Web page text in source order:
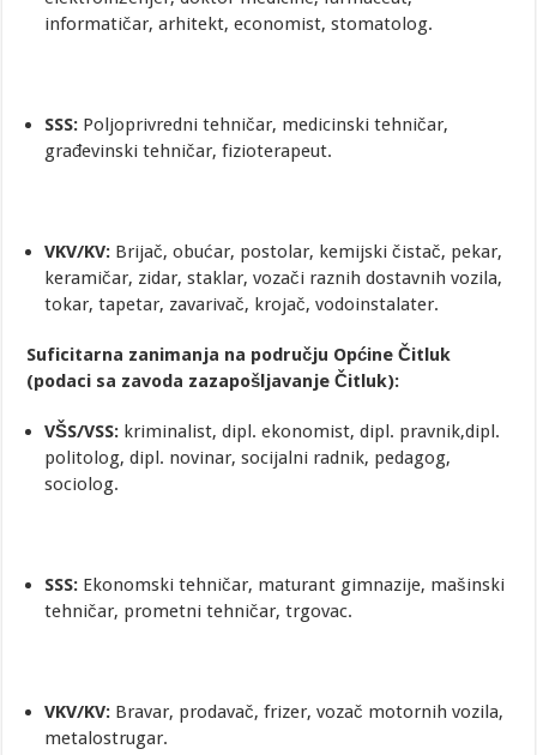
informatičar, arhitekt, economist, stomatolog.
SSS: Poljoprivredni tehničar, medicinski tehničar,
građevinski tehničar, fizioterapeut.
VKV/KV: Brijač, obućar, postolar, kemijski čistač, pekar,
keramičar, zidar, staklar, vozači raznih dostavnih vozila,
tokar, tapetar, zavarivač, krojač, vodoinstalater.
Suficitarna zanimanja na području Općine Čitluk
(podaci sa zavoda zazapošljavanje Čitluk):
VŠS/VSS: kriminalist, dipl. ekonomist, dipl. pravnik,dipl.
politolog, dipl. novinar, socijalni radnik, pedagog,
sociolog.
SSS: Ekonomski tehničar, maturant gimnazije, mašinski
tehničar, prometni tehničar, trgovac.
VKV/KV: Bravar, prodavač, frizer, vozač motornih vozila,
metalostrugar.